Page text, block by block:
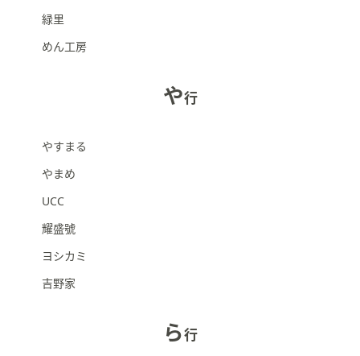
緑里
めん工房
や行
やすまる
やまめ
UCC
耀盛號
ヨシカミ
吉野家
ら行